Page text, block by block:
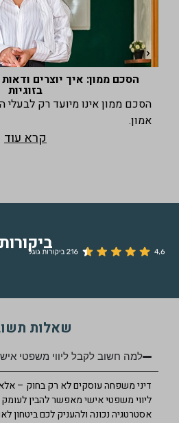
הסכם ממון: איך יוצרים
בזוגיות
הסכם ממון אינו מיועד רק לבעלי
אמון.
קרא עוד
שאלות
למה חשוב לקבל ליווי משפטי
דיני משפחה עוסקים לא רק בחוק –
ליווי משפטי אישי מאפשר להבין
אסטרטגיה נכונה ולהעניק לכם ביטחון